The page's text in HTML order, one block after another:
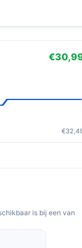
is bij een van